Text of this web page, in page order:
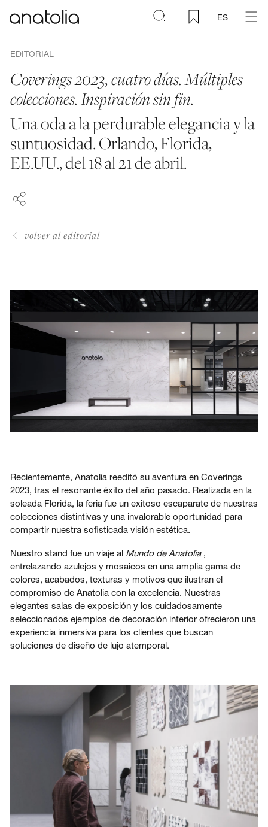
ES
Cerámica + Porcelánico
Piedra natural
Placa sinterizada
Mosaicos
Accesorios
Acceso
Suscribir
EDITORIAL
Coverings 2023, cuatro días. Múltiples
colecciones. Inspiración sin fin.
Una oda a la perdurable elegancia y la
suntuosidad. Orlando, Florida,
EE.UU., del 18 al 21 de abril.
FACEBOOK
PINTEREST
volver al editorial
Recientemente, Anatolia reeditó su aventura en Coverings
2023, tras el resonante éxito del año pasado. Realizada en la
soleada Florida, la feria fue un exitoso escaparate de nuestras
colecciones distintivas y una invalorable oportunidad para
compartir nuestra sofisticada visión estética.
Nuestro stand fue un viaje al Mundo de Anatolia ,
entrelazando azulejos y mosaicos en una amplia gama de
colores, acabados, texturas y motivos que ilustran el
compromiso de Anatolia con la excelencia. Nuestras
elegantes salas de exposición y los cuidadosamente
seleccionados ejemplos de decoración interior ofrecieron una
experiencia inmersiva para los clientes que buscan
soluciones de diseño de lujo atemporal.